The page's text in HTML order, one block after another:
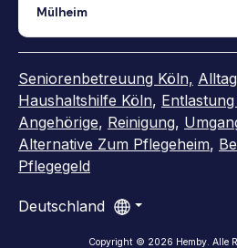
Mülheim
Seniorenbetreuung Köln,
Haushaltshilfe Köln,
Angehörige, Reinigung,
Alternative Zum Pflegeheim,
Pflegegeld
Deutschland
Copyright © 2026 Hemby. Alle